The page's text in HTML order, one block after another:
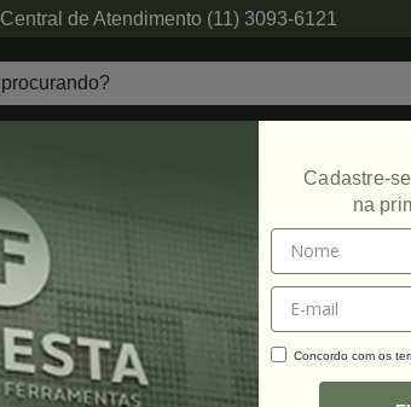
Central de Atendimento (11) 3093-6121
Cadastre-
na
Concordo com os